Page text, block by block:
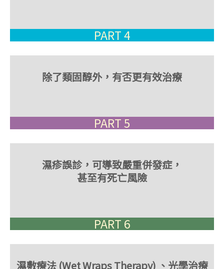
PART 4
除了類固醇外，有否更有效治療
PART 5
濕疹誤診，可導致嚴重併發症，
甚至有死亡風險
PART 6
濕敷療法 (Wet Wraps Therapy) 、光學治療